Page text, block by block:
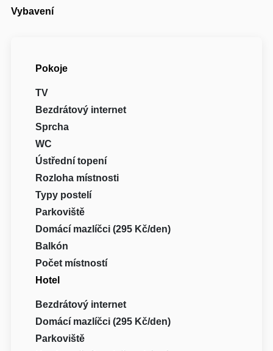
Vybavení
Pokoje
TV
Bezdrátový internet
Sprcha
WC
Ústřední topení
Rozloha místnosti
Typy postelí
Parkoviště
Domácí mazlíčci (295 Kč/den)
Balkón
Počet místností
Hotel
Bezdrátový internet
Domácí mazlíčci (295 Kč/den)
Parkoviště